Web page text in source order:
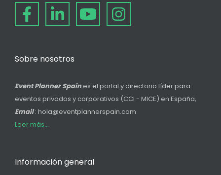
Sobre nosotros
Event Planner Spain es el portal y directorio líder para
eventos privados y corporativos (CCI - MICE) en España,
Email: hola@eventplannerspain.com
Leer más...
Información general